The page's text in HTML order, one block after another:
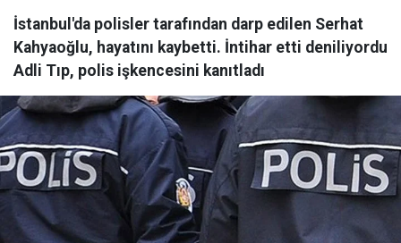
İstanbul'da polisler tarafından darp edilen Serhat
Kahyaoğlu, hayatını kaybetti. İntihar etti deniliyordu
Adli Tıp, polis işkencesini kanıtladı